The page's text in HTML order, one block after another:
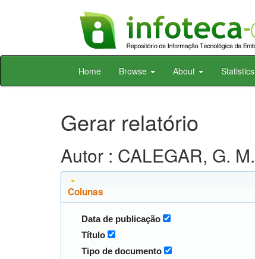
Skip
Home Browse About Statistics
Gerar relatório
Autor : CALEGAR, G. M.
Colunas
Data de publicação
Título
Tipo de documento